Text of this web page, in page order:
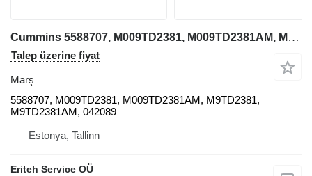
Cummins 5588707, M009TD2381, M009TD2381AM, M9TD2381, M9TD2381AM, 042089 ekskavatör için Cummins 5588707 marş
Talep üzerine fiyat
Marş
5588707, M009TD2381, M009TD2381AM, M9TD2381,
M9TD2381AM, 042089
Estonya, Tallinn
Eriteh Service OÜ